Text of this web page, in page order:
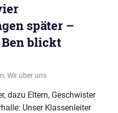
später –
blickt
, Wir über uns
dazu Eltern, Geschwister
Unser Klassenleiter